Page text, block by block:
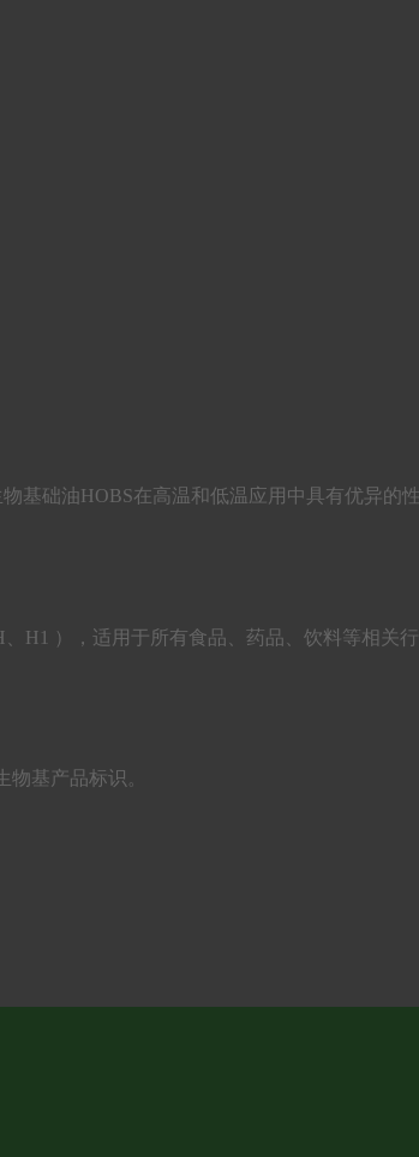
基础油HOBS在高温和低温应用中具有优异的
H1 ），适用于所有食品、药品、饮料等相关
基产品标识。